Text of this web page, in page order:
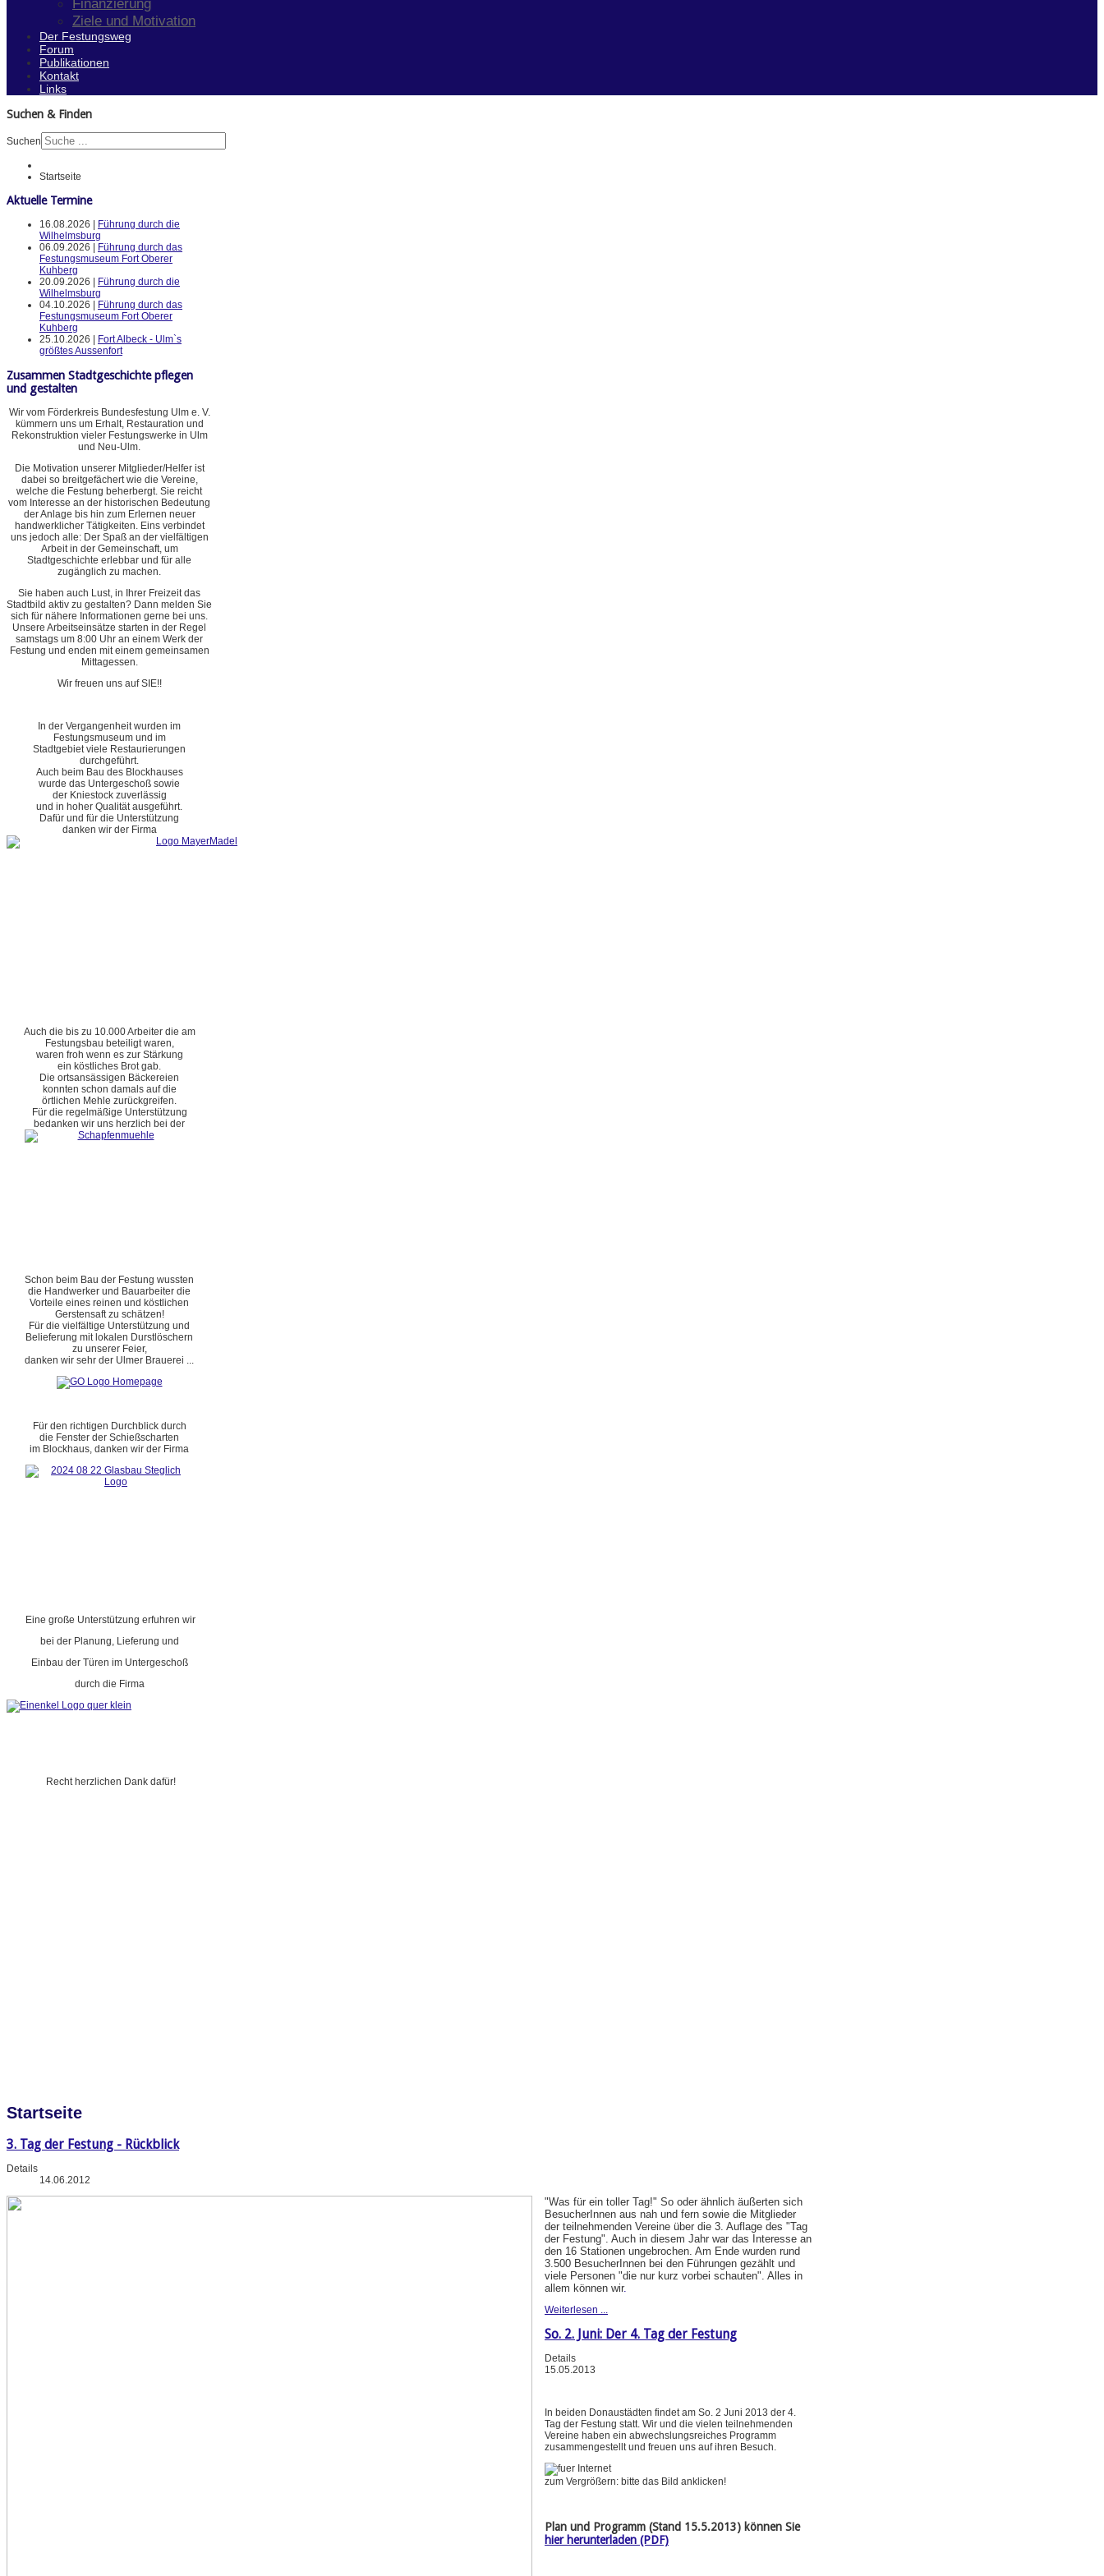
Finanzierung
Ziele und Motivation
Der Festungsweg
Forum
Publikationen
Kontakt
Links
Suchen & Finden
Suchen
Startseite
Aktuelle Termine
16.08.2026 |
Führung durch die
Wilhelmsburg
06.09.2026 |
Führung durch das
Festungsmuseum Fort Oberer
Kuhberg
20.09.2026 |
Führung durch die
Wilhelmsburg
04.10.2026 |
Führung durch das
Festungsmuseum Fort Oberer
Kuhberg
25.10.2026 |
Fort Albeck - Ulm`s
größtes Aussenfort
Zusammen Stadtgeschichte pflegen
und gestalten
Wir vom Förderkreis Bundesfestung Ulm e. V.
kümmern uns um Erhalt, Restauration und
Rekonstruktion vieler Festungswerke in Ulm
und Neu-Ulm.
Die Motivation unserer Mitglieder/Helfer ist
dabei so breitgefächert wie die Vereine,
welche die Festung beherbergt. Sie reicht
vom Interesse an der historischen Bedeutung
der Anlage bis hin zum Erlernen neuer
handwerklicher Tätigkeiten. Eins verbindet
uns jedoch alle: Der Spaß an der vielfältigen
Arbeit in der Gemeinschaft, um
Stadtgeschichte erlebbar und für alle
zugänglich zu machen.
Sie haben auch Lust, in Ihrer Freizeit das
Stadtbild aktiv zu gestalten? Dann melden Sie
sich für nähere Informationen gerne bei uns.
Unsere Arbeitseinsätze starten in der Regel
samstags um 8:00 Uhr an einem Werk der
Festung und enden mit einem gemeinsamen
Mittagessen.
Wir freuen uns auf SIE!!
In der Vergangenheit wurden im
Festungsmuseum und im
Stadtgebiet viele Restaurierungen
durchgeführt.
Auch beim Bau des Blockhauses
wurde das Untergeschoß sowie
der Kniestock zuverlässig
und in hoher Qualität ausgeführt.
Dafür und für die Unterstützung
danken wir der Firma
Auch die bis zu 10.000 Arbeiter die am
Festungsbau beteiligt waren,
waren froh wenn es zur Stärkung
ein köstliches Brot gab.
Die ortsansässigen Bäckereien
konnten schon damals auf die
örtlichen Mehle zurückgreifen.
Für die regelmäßige Unterstützung
bedanken wir uns herzlich bei der
Schon beim Bau der Festung wussten
die Handwerker und Bauarbeiter die
Vorteile eines reinen und köstlichen
Gerstensaft zu schätzen!
Für die vielfältige Unterstützung und
Belieferung mit lokalen Durstlöschern
zu unserer Feier,
danken wir sehr der Ulmer Brauerei ...
Für den richtigen Durchblick durch
die Fenster der Schießscharten
im Blockhaus, danken wir der Firma
Eine große Unterstützung erfuhren wir
bei der Planung, Lieferung und
Einbau der Türen im Untergeschoß
durch die Firma
Recht herzlichen Dank dafür!
Startseite
3. Tag der Festung - Rückblick
Details
14.06.2012
"Was für ein toller Tag!" So oder ähnlich äußerten sich
BesucherInnen aus nah und fern sowie die Mitglieder
der teilnehmenden Vereine über die 3. Auflage des "Tag
der Festung". Auch in diesem Jahr war das Interesse an
den 16 Stationen ungebrochen. Am Ende wurden rund
3.500 BesucherInnen bei den Führungen gezählt und
viele Personen "die nur kurz vorbei schauten". Alles in
allem können wir.
Weiterlesen ...
So. 2. Juni: Der 4. Tag der Festung
Details
15.05.2013
In beiden Donaustädten findet am So. 2 Juni 2013 der 4.
Tag der Festung statt. Wir und die vielen teilnehmenden
Vereine haben ein abwechslungsreiches Programm
zusammengestellt und freuen uns auf ihren Besuch.
zum Vergrößern: bitte das Bild anklicken!
Plan und Programm (Stand 15.5.2013) können Sie
hier herunterladen (PDF)